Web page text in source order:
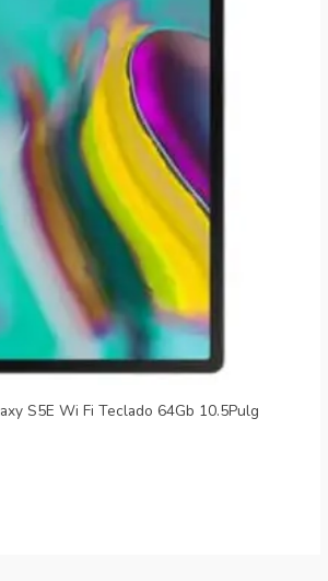
S5E Wi Fi Teclado 64Gb 10.5Pulg